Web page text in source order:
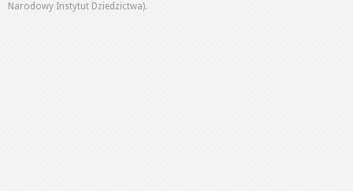
Narodowy Instytut Dziedzictwa).